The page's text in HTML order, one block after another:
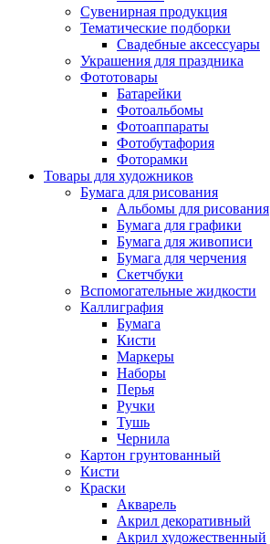
Сувенирная продукция
Тематические подборки
Свадебные аксессуары
Украшения для праздника
Фототовары
Батарейки
Фотоальбомы
Фотоаппараты
Фотобутафория
Фоторамки
Товары для художников
Бумага для рисования
Альбомы для рисования
Бумага для графики
Бумага для живописи
Бумага для черчения
Скетчбуки
Вспомогательные жидкости
Каллиграфия
Бумага
Кисти
Маркеры
Наборы
Перья
Ручки
Тушь
Чернила
Картон грунтованный
Кисти
Краски
Акварель
Акрил декоративный
Акрил художественный